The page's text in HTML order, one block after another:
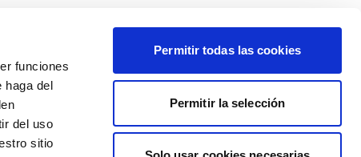
funciones
haga del
del uso
sitio
Permitir todas las cookies
Permitir la selección